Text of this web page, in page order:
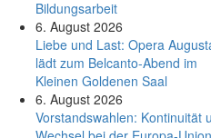
Bildungsarbeit
6. August 2026
Liebe und Last: Opera
lädt zum Belcanto-Abend im
Kleinen Goldenen Saal
6. August 2026
Vorstandswahlen: Kontinuität